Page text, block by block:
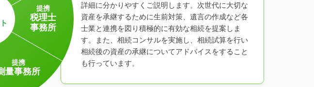
提携
税理士
事務所
提携
量事務所
詳細に分かりやすくご説明します。次世代に大切な
資産を承継するために生前対策、遺言の作成など各
士業と連携を図り積極的に有効な相続を提案しま
す。また、相続コンサルを実施し、相続試算を行い
相続後の資産の承継についてアドバイスをすること
も行っています。